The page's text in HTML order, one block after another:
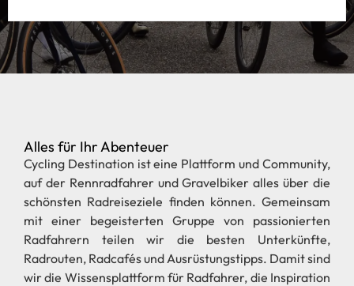
Alles für Ihr Abenteuer
Cycling Destination ist eine Plattform und Community,
auf der Rennradfahrer und Gravelbiker alles über die
schönsten Radreiseziele finden können. Gemeinsam
mit einer begeisterten Gruppe von passionierten
Radfahrern teilen wir die besten Unterkünfte,
Radrouten, Radcafés und Ausrüstungstipps. Damit sind
wir die Wissensplattform für Radfahrer, die Inspiration